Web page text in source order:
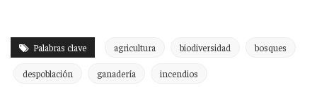
Palabras clave agricultura biodiversidad bosques
despoblación ganadería incendios